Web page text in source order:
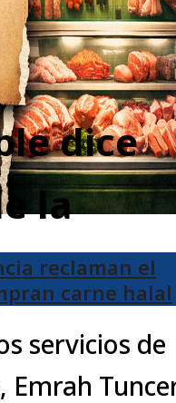
reclaman el
carne halal
dice
la
servicios de
Emrah